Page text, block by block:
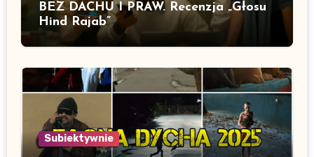
BEZ DACHU I PRAW. Recenzja „Głosu
Hind Rajab”
Subiektywnie